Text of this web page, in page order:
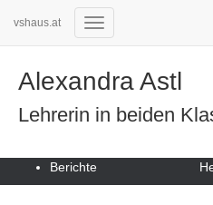
vshaus.at
Navigation
Alexandra Astl
Lehrerin in beiden
Berichte